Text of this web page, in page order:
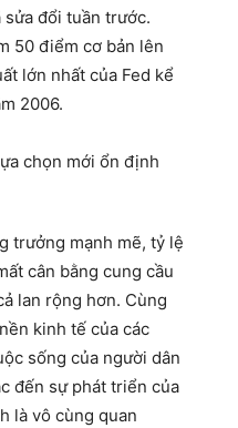
đổi tuần trước.
50 điểm cơ bản lên
lớn nhất của Fed kể
2006.
trưởng mạnh mẽ, tỷ lệ
cân bằng cung cầu
lan rộng hơn. Cùng
kinh tế của các
sống của người dân
đến sự phát triển của
là vô cùng quan